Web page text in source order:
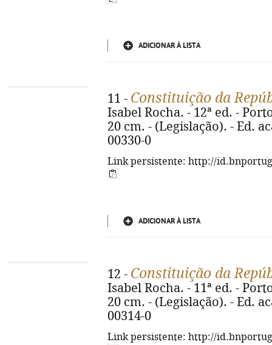
ADICIONAR À LISTA
11 - Constituição da
Isabel Rocha. - 12ª ed. -
20 cm. - (Legislação). - Ed.
00330-0
Link persistente: http://
ADICIONAR À LISTA
12 - Constituição da
Isabel Rocha. - 11ª ed. -
20 cm. - (Legislação). - Ed.
00314-0
Link persistente: http://